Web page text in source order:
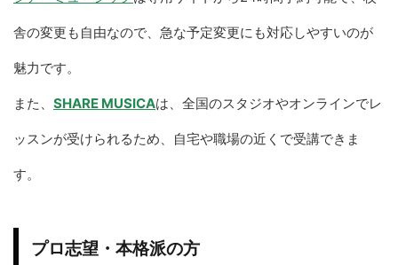
舎の変更も自由なので、急な予定変更にも対応しやすいのが
魅力です。
また、 SHARE MUSICAは、全国のスタジオやオンラインでレ
ッスンが受けられるため、自宅や職場の近くで受講できま
す。
プロ志望・本格派の方